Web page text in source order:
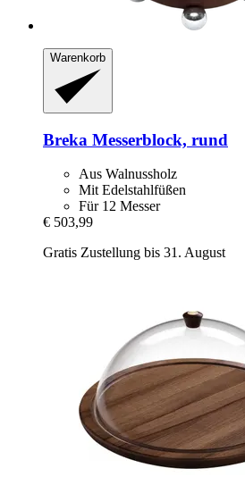
Warenkorb
Breka Messerblock, rund
Aus Walnussholz
Mit Edelstahlfüßen
Für 12 Messer
€ 503,99
Gratis Zustellung bis 31. August